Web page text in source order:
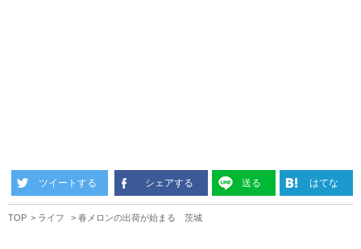
ツイートする シェアする 送る はてな
TOP ライフ 春メロンの出荷が始まる 茨城